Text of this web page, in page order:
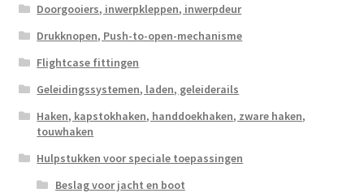
Doorgooiers, inwerpkleppen, inwerpdeur
Drukknopen, Push-to-open-mechanisme
Flightcase fittingen
Geleidingssystemen, laden, geleiderails
Haken, kapstokhaken, handdoekhaken, zware haken,
touwhaken
Hulpstukken voor speciale toepassingen
Beslag voor jacht en boot